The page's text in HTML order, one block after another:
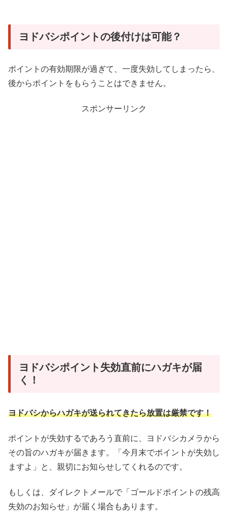
ヨドバシポイントの後付けは可能？
ポイントの有効期限が過ぎて、一度失効してしまったら、
後からポイントをもらうことはできません。
スポンサーリンク
ヨドバシポイント失効直前にハガキが届
く！
ヨドバシからハガキが送られてきたら放置は厳禁です！
ポイントが失効するであろう直前に、ヨドバシカメラから
その旨のハガキが届きます。「今月末でポイントが失効し
ますよ」と、親切にお知らせしてくれるのです。
もしくは、ダイレクトメールで「ゴールドポイントの残高
失効のお知らせ」が届く場合もあります。